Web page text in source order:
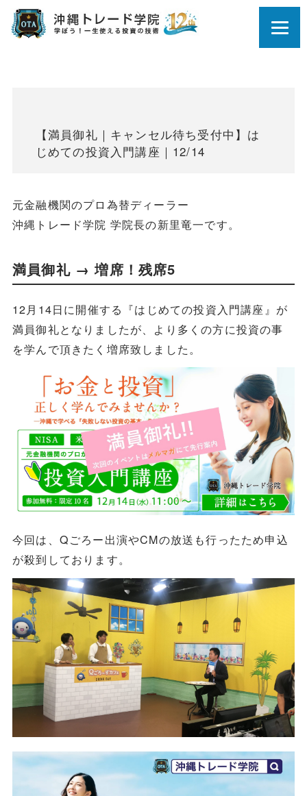
【満員御礼｜キャンセル待ち受付中】は
じめての投資入門講座｜12/14
元金融機関のプロ為替ディーラー
沖縄トレード学院 学院長の新里竜一です。
満員御礼 → 増席！残席5
12月14日に開催する『はじめての投資入門講座』が
満員御礼となりましたが、より多くの方に投資の事
を学んで頂きたく増席致しました。
今回は、Qごろー出演やCMの放送も行ったため申込
が殺到しております。